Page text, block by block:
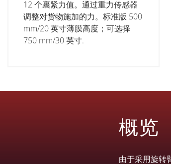
12 个裹紧力值。通过重力传感器
调整对货物施加的力。标准版 500
mm/20 英寸薄膜高度；可选择
750 mm/30 英寸.
概览
由于采用旋转